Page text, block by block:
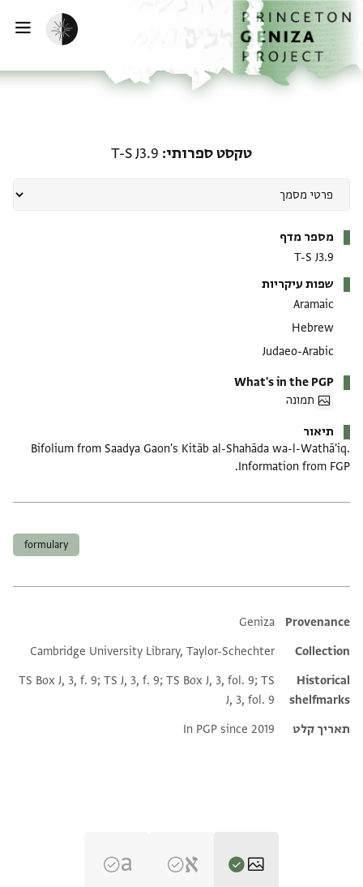
לתוכןהבית
הפעלת מצב כהה
טקסט ספרותי T-S J3.9
מספר מדף
T-S J3.9
שפות עיקריות
Aramaic
Hebrew
Judaeo-Arabic
What's in the PGP
תמונה
תיאור
Bifolium from Saadya Gaon's Kitāb al-Shahāda wa-l-Wathā'iq.
Information from FGP.
formulary
Additional metadata
Provenance
Geniza
Collection
Cambridge University Library, Taylor-Schechter
Historical
shelfmarks
TS Box J, 3, f. 9; TS J, 3, f. 9; TS Box J, 3, fol. 9; TS
J, 3, fol. 9
תאריך קלט
In PGP since 2019